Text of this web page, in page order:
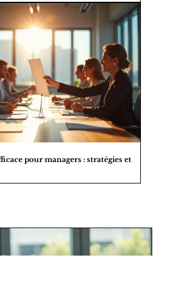
pour managers : stratégies et